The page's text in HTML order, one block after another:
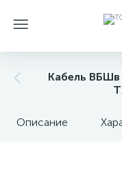
Кабель ВБШв
Описание